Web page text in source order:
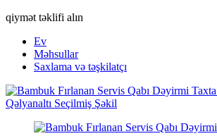
qiymət təklifi alın
Ev
Məhsullar
Saxlama və təşkilatçı